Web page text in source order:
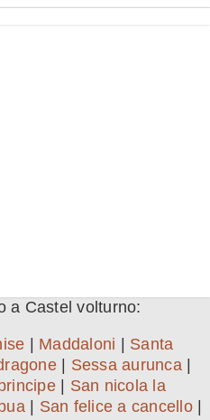
a Castel volturno:
Maddaloni
Santa
| Sessa aurunca|
| San nicola la
| San felice a cancello|